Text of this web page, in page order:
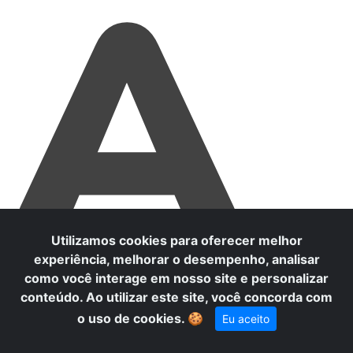
A
Utilizamos cookies para oferecer melhor
experiência, melhorar o desempenho, analisar
como você interage em nosso site e personalizar
conteúdo. Ao utilizar este site, você concorda com
o uso de cookies. 🍪 Eu aceito